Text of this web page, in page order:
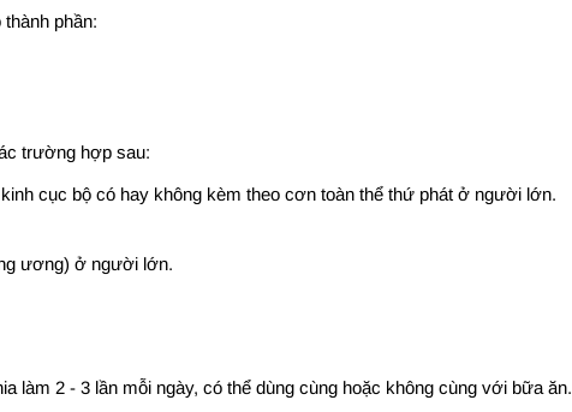
phần:
trường hợp sau:
cục bộ có hay không kèm theo cơn toàn thể thứ phát ở người lớn.
ương) ở người lớn.
làm 2 - 3 lần mỗi ngày, có thể dùng cùng hoặc không cùng với bữa ăn.